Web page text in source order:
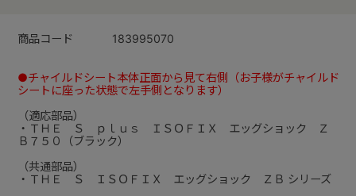
商品コード 183995070
●チャイルドシート本体正面から見て右側（お子様がチャイルド
シートに座った状態で左手側となります）
（適応部品）
・ＴＨＥ Ｓ ｐｌｕｓ ＩＳＯＦＩＸ エッグショック Ｚ
Ｂ７５０（ブラック）
（共通部品）
・ＴＨＥ Ｓ ＩＳＯＦＩＸ エッグショック ＺＢ シリーズ